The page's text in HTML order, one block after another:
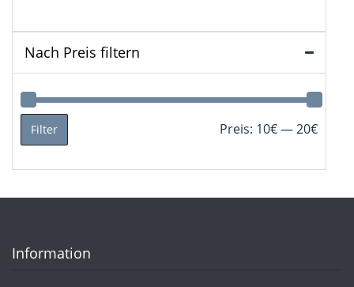
Nach Preis filtern
Min.
Max.
Filter Preis: 10€—20€
Information